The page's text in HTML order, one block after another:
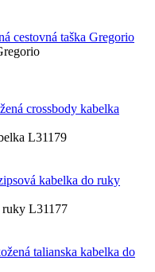
L31179
ruky L31177